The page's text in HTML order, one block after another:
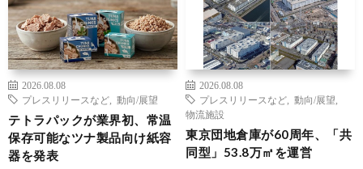
2026.08.08
プレスリリースなど
動向/展望
テトラパックが業界初、常温
保存可能なツナ製品向け紙容
器を発表
2026.08.08
プレスリリースなど
動向/展望
物流施設
東京団地倉庫が60周年、「共
同型」53.8万㎡を運営